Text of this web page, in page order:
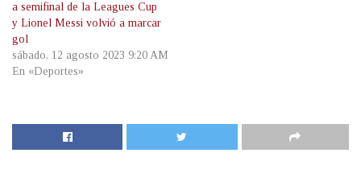
a semifinal de la Leagues Cup
y Lionel Messi volvió a marcar
gol
sábado, 12 agosto 2023 9:20 AM
En «Deportes»